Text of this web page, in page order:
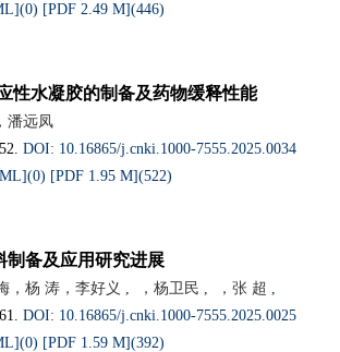
0) [PDF 2.49 M](446)
性水凝胶的制备及药物缓释性能
潘远凤
DOI: 10.16865/j.cnki.1000-7555.2025.0034
0) [PDF 1.95 M](522)
制备及应用研究进展
，杨 涛，李好义 , ，杨卫民 , ，张 超 ,
DOI: 10.16865/j.cnki.1000-7555.2025.0025
0) [PDF 1.59 M](392)